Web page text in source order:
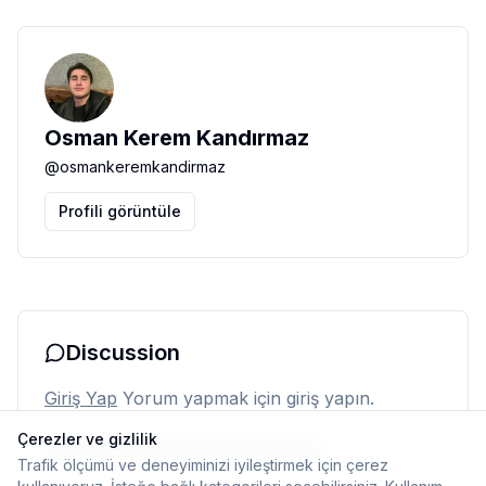
Osman Kerem Kandırmaz
@osmankeremkandirmaz
Profili görüntüle
Discussion
Giriş Yap Yorum yapmak için giriş yapın.
Henüz yorum yok. İlk yorumu siz yapın.
Çerezler ve gizlilik
Trafik ölçümü ve deneyiminizi iyileştirmek için çerez